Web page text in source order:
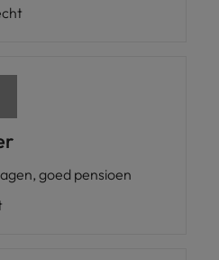
goed pensioen